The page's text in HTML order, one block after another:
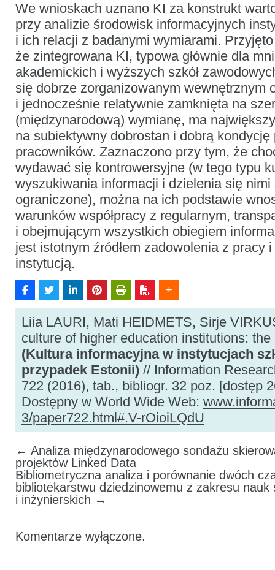
We wnioskach uznano KI za konstrukt
przy analizie środowisk informacyjnych
i ich relacji z badanymi wymiarami.
że zintegrowana KI, typowa głównie dla
akademickich i wyższych szkół
się dobrze zorganizowanym wewnętrznym
i jednocześnie relatywnie zamknięta na
(międzynarodową) wymianę, ma
na subiektywny dobrostan i dobrą kondycję
pracowników. Zaznaczono przy tym, że
wydawać się kontrowersyjne (w tego typu
wyszukiwania informacji i dzielenia się nimi
ograniczone), można na ich podstawie
warunków współpracy z regularnym,
i obejmującym wszystkich obiegiem
jest istotnym źródłem zadowolenia z pracy
instytucją.
Liia LAURI, Mati HEIDMETS, Sirje
culture of higher education institutions:
(Kultura informacyjna w instytucjach
przypadek Estonii) // Information
722 (2016), tab., bibliogr. 32 poz. [dostęp
Dostępny w World Wide Web:
3/paper722.html#.V-rOioiLQdU
← Analiza międzynarodowego sondażu
projektów Linked Data
Bibliometryczna analiza i porównanie dwóch
bibliotekarstwu dziedzinowemu z zakresu nauk
i inżynierskich →
Komentarze wyłączone.